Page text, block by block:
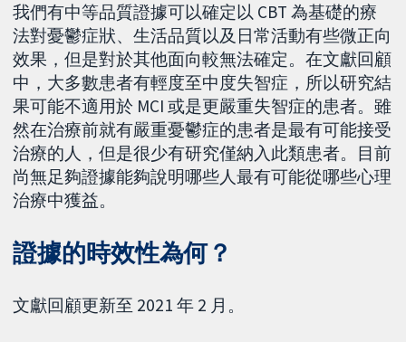
我們有中等品質證據可以確定以 CBT 為基礎的療
法對憂鬱症狀、生活品質以及日常活動有些微正向
效果，但是對於其他面向較無法確定。在文獻回顧
中，大多數患者有輕度至中度失智症，所以研究結
果可能不適用於 MCI 或是更嚴重失智症的患者。雖
然在治療前就有嚴重憂鬱症的患者是最有可能接受
治療的人，但是很少有研究僅納入此類患者。目前
尚無足夠證據能夠說明哪些人最有可能從哪些心理
治療中獲益。
證據的時效性為何？
文獻回顧更新至 2021 年 2 月。